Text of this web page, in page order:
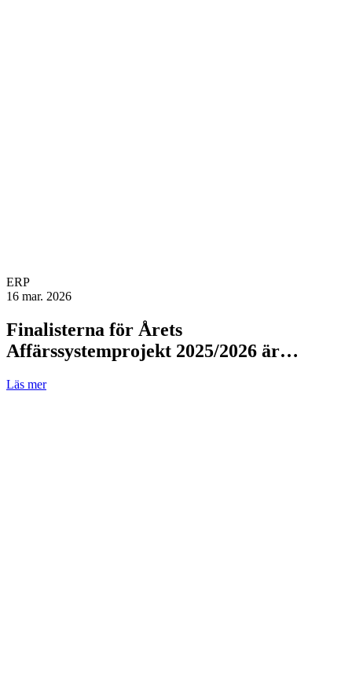
ERP
16 mar. 2026
Finalisterna för Årets
Affärssystemprojekt 2025/2026 är…
Läs mer